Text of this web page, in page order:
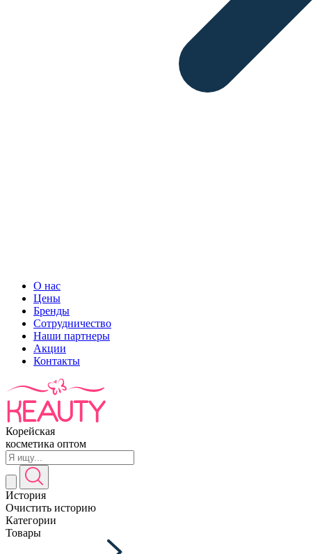
О нас
Цены
Бренды
Сотрудничество
Наши партнеры
Акции
Контакты
Корейская
косметика оптом
История
Очистить историю
Категории
Товары